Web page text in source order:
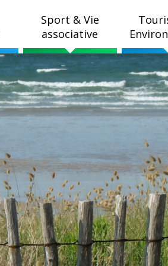
Sport & Vie
associative